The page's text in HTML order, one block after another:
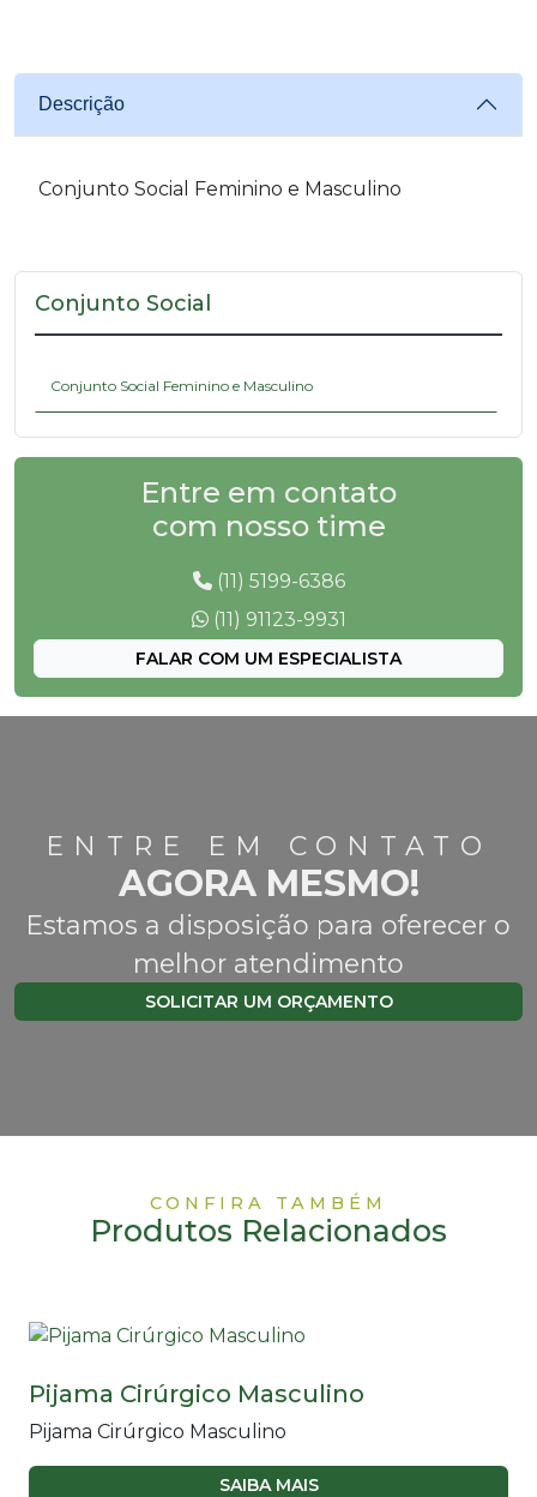
Descrição
Conjunto Social Feminino e Masculino
Conjunto Social
Conjunto Social Feminino e Masculino
Entre em contato
com nosso time
(11) 5199-6386
(11) 91123-9931
FALAR COM UM ESPECIALISTA
ENTRE EM CONTATO
AGORA MESMO!
Estamos a disposição para oferecer o
melhor atendimento
SOLICITAR UM ORÇAMENTO
CONFIRA TAMBÉM
Produtos Relacionados
Pijama Cirúrgico Masculino
Pijama Cirúrgico Masculino
SAIBA MAIS